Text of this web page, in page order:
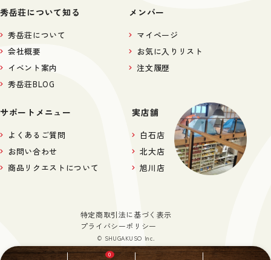
秀岳荘について知る
秀岳荘について
会社概要
イベント案内
秀岳荘BLOG
メンバー
マイページ
お気に入りリスト
注文履歴
サポートメニュー
よくあるご質問
お問い合わせ
商品リクエストについて
実店舗
白石店
北大店
旭川店
© SHUGAKUSO Inc.
特定商取引法に基づく表示
プライバシーポリシー
0